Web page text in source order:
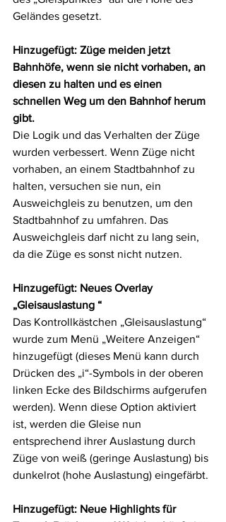
Geländes gesetzt.
Hinzugefügt: Züge meiden jetzt
Bahnhöfe, wenn sie nicht vorhaben, an
diesen zu halten und es einen
schnellen Weg um den Bahnhof herum
gibt.
Die Logik und das Verhalten der Züge
wurden verbessert. Wenn Züge nicht
vorhaben, an einem Stadtbahnhof zu
halten, versuchen sie nun, ein
Ausweichgleis zu benutzen, um den
Stadtbahnhof zu umfahren. Das
Ausweichgleis darf nicht zu lang sein,
da die Züge es sonst nicht nutzen.
Hinzugefügt: Neues Overlay
„Gleisauslastung “
Das Kontrollkästchen „Gleisauslastung“
wurde zum Menü „Weitere Anzeigen“
hinzugefügt (dieses Menü kann durch
Drücken des „i“-Symbols in der oberen
linken Ecke des Bildschirms aufgerufen
werden). Wenn diese Option aktiviert
ist, werden die Gleise nun
entsprechend ihrer Auslastung durch
Züge von weiß (geringe Auslastung) bis
dunkelrot (hohe Auslastung) eingefärbt.
Hinzugefügt: Neue Highlights für